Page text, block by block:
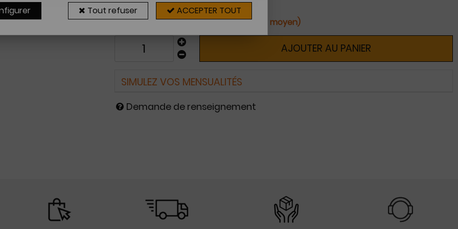
Sur commande
2 à 4 semaines (délai moyen)
AJOUTER AU PANIER
SIMULEZ VOS MENSUALITÉS
Demande de renseignement
Tout refuser ACCEPTER TOUT